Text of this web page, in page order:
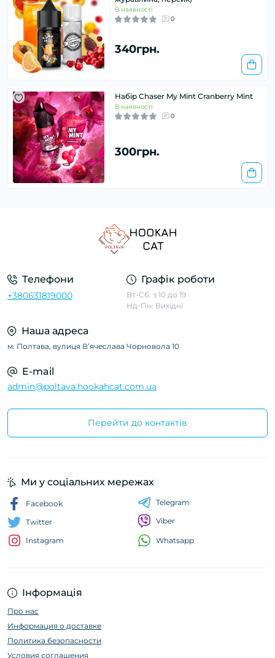
В наявності
0
340грн.
Набір Chaser My Mint Cranberry Mint
В наявності
0
300грн.
Телефони
+380631819000
Графік роботи
Вт-Сб: з 10 до 19
Нд-Пн: Вихідні
Наша адреса
м. Полтава, вулиця Вʼячеслава Чорновола 10
E-mail
admin@poltava.hookahcat.com.ua
Перейти до контактів
Інформація
Про нас
Информация о доставке
Политика безопасности
Условия соглашения
Ми у соціальних мережах
Facebook
Twitter
Instagram
Telegram
Viber
Whatsapp